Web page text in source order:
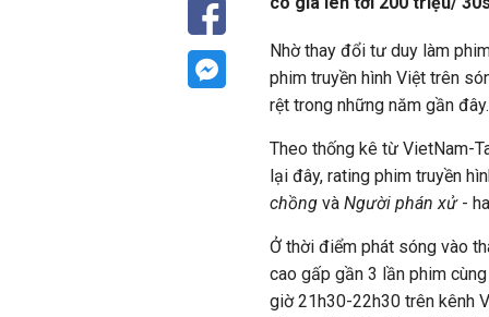
Nhờ thay đổi tư duy làm
phim truyền hình Việt trên
rệt trong những năm gần đây.
Theo thống kê từ VietNam-
lại đây, rating phim truyền
chồng và Người phán xử -
Ở thời điểm phát sóng vào
cao gấp gần 3 lần phim
giờ 21h30-22h30 trên kênh